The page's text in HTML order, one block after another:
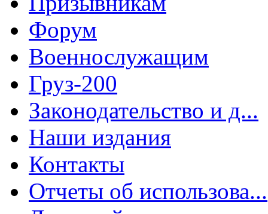
Форум
Военнослужащим
Груз-200
Законодательство и д...
Наши издания
Контакты
Отчеты об использова...